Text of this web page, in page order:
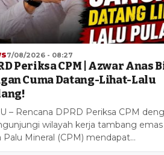
7/08/2026 - 08:27
Periksa CPM | Azwar Anas
Cuma Datang-Lihat-Lalu
– Rencana DPRD Periksa CPM
wilayah kerja tambang emas
Palu Mineral (CPM) mendapat…